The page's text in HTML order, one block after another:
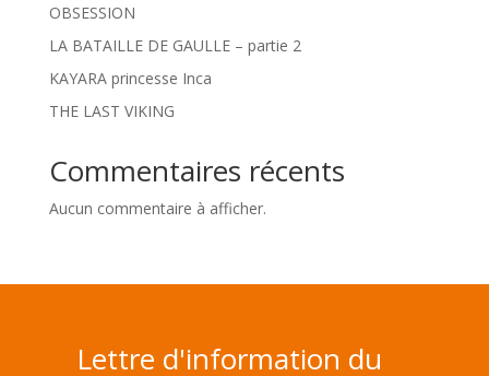
OBSESSION
LA BATAILLE DE GAULLE – partie 2
KAYARA princesse Inca
THE LAST VIKING
Commentaires récents
Aucun commentaire à afficher.
Lettre d'information du